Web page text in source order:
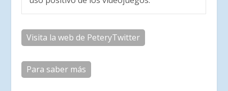
Visita la web de PeteryTwitter
Para saber más